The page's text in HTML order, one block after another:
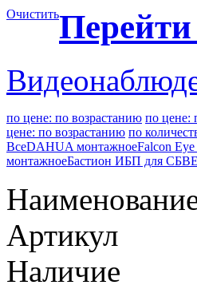
Очистить
по цене: по возрастанию по цене:
цене: по возрастанию по
ВсеDAHUA монтажноеFalcon
монтажноеБастион ИБП для СБ
Артикул
Наличие